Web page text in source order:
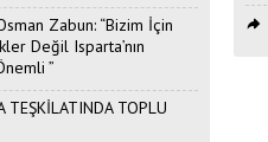
Zabun: “Bizim İçin
Değil Isparta’nın
”
TEŞKİLATINDA TOPLU